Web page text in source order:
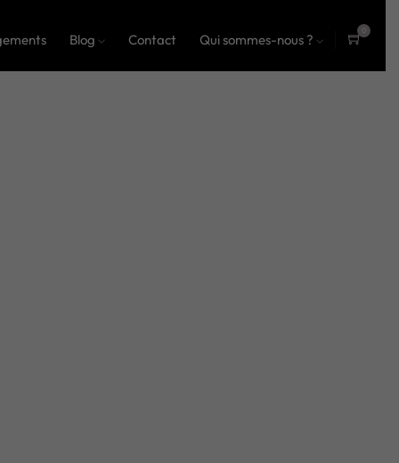
Blog Contact Qui sommes-nous ?
0